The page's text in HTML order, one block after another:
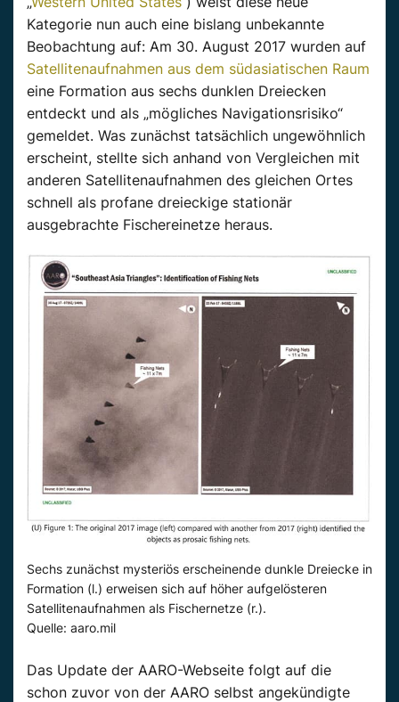
Kategorie nun auch eine bislang unbekannte
Beobachtung auf: Am 30. August 2017 wurden auf
Satellitenaufnahmen aus dem südasiatischen Raum
eine Formation aus sechs dunklen Dreiecken
entdeckt und als „mögliches Navigationsrisiko“
gemeldet. Was zunächst tatsächlich ungewöhnlich
erscheint, stellte sich anhand von Vergleichen mit
anderen Satellitenaufnahmen des gleichen Ortes
schnell als profane dreieckige stationär
ausgebrachte Fischereinetze heraus.
Sechs zunächst mysteriös erscheinende dunkle Dreiecke in
Formation (l.) erweisen sich auf höher aufgelösteren
Satellitenaufnahmen als Fischernetze (r.).
Quelle: aaro.mil
Das Update der AARO-Webseite folgt auf die
schon zuvor von der AARO selbst angekündigte